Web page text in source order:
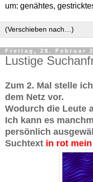
um: genähtes,
Freitag, 28. Februar
Lustige
Zum 2. Mal stelle
dem Netz vor.
Wodurch die Leute
Ich kann es
persönlich
Suchtext in rot